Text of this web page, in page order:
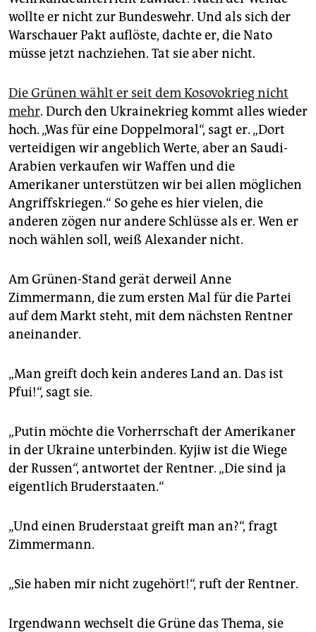
wollte er nicht zur Bundeswehr. Und als sich der
Warschauer Pakt auflöste, dachte er, die Nato
müsse jetzt nachziehen. Tat sie aber nicht.
Die Grünen wählt er seit dem Kosovokrieg nicht
mehr. Durch den Ukrainekrieg kommt alles wieder
hoch. „Was für eine Doppelmoral“, sagt er. „Dort
verteidigen wir angeblich Werte, aber an Saudi-
Arabien verkaufen wir Waffen und die
Amerikaner unterstützen wir bei allen möglichen
Angriffskriegen.“ So gehe es hier vielen, die
anderen zögen nur andere Schlüsse als er. Wen er
noch wählen soll, weiß Alexander nicht.
Am Grünen-Stand gerät derweil Anne
Zimmermann, die zum ersten Mal für die Partei
auf dem Markt steht, mit dem nächsten Rentner
aneinander.
„Man greift doch kein anderes Land an. Das ist
Pfui!“, sagt sie.
„Putin möchte die Vorherrschaft der Amerikaner
in der Ukraine unterbinden. Kyjiw ist die Wiege
der Russen“, antwortet der Rentner. „Die sind ja
eigentlich Bruderstaaten.“
„Und einen Bruderstaat greift man an?“, fragt
Zimmermann.
„Sie haben mir nicht zugehört!“, ruft der Rentner.
Irgendwann wechselt die Grüne das Thema, sie